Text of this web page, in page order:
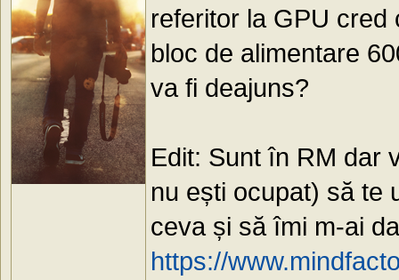
referitor la GPU
bloc de alimentare
va fi deajuns?
Edit: Sunt în RM dar
nu ești ocupat) să te
ceva și să îmi m-ai
https://